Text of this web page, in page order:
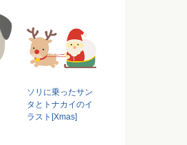
ソリに乗ったサン
タとトナカイのイ
ラスト[Xmas]